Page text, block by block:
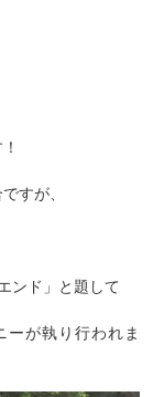
すが、
ンド」と題して
ーが執り行われま